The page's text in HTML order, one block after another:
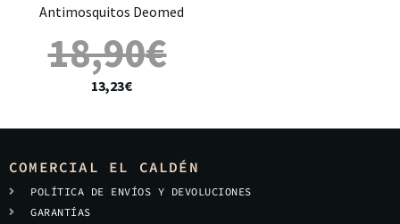
Antimosquitos Deomed
18,90€
13,23€
COMERCIAL EL CALDÉN
POLÍTICA DE ENVÍOS Y DEVOLUCIONES
GARANTÍAS